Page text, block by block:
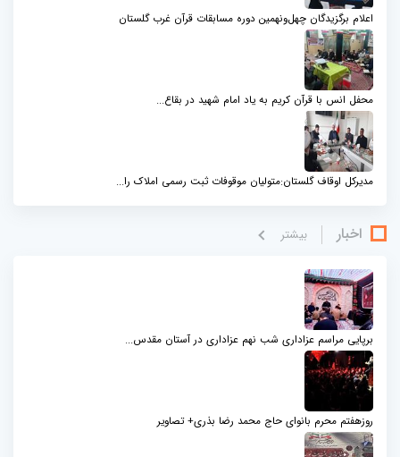
اعلام برگزیدگان چهل‌ونهمین دوره مسابقات قرآن غرب گلستان
محفل انس با قرآن کریم به یاد امام شهید در بقاع...
مدیرکل اوقاف گلستان:متولیان موقوفات ثبت رسمی املاک را...
اخبار بيشتر
برپایی مراسم عزاداری شب نهم عزاداری در آستان مقدس...
روزهفتم محرم بانوای حاج محمد رضا بذری+ تصاویر